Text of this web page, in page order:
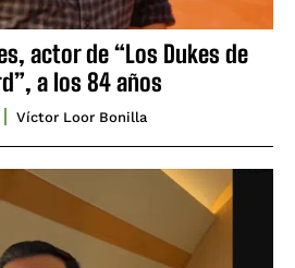
actor de “Los Dukes de
a los 84 años
Víctor Loor Bonilla